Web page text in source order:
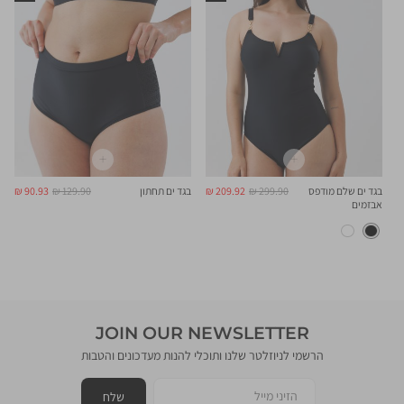
בגד ים שלם מודפס
אבזמים
מחיר
209.92 ₪
מחיר
299.90 ₪ בגד ים תחתון
מחיר
90.93 ₪
מחיר
129.90 ₪
JOIN OUR NEWSLETTER
הרשמי לניוזלטר שלנו ותוכלי להנות מעדכונים והטבות
הזיני מייל שלח